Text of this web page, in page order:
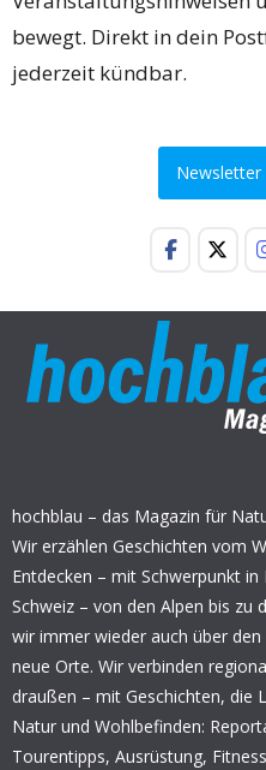
bewegt. Direkt in dein
jederzeit kündbar.
Newsletter
hochblau – das Magazin für
Wir erzählen Geschichten vom
Entdecken – mit Schwerpunkt
Schweiz – von den Alpen bis zu
wir immer wieder auch über
neue Orte. Wir verbinden
draußen – mit Geschichten, die
Natur und Wohlbefinden:
Tourentipps, Ausrüstung,